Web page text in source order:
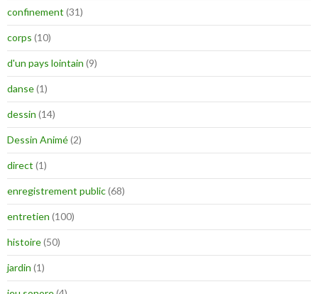
confinement (31)
corps (10)
d'un pays lointain (9)
danse(1)
dessin (14)
Dessin Animé(2)
direct (1)
enregistrement public(68)
entretien (100)
histoire(50)
jardin (1)